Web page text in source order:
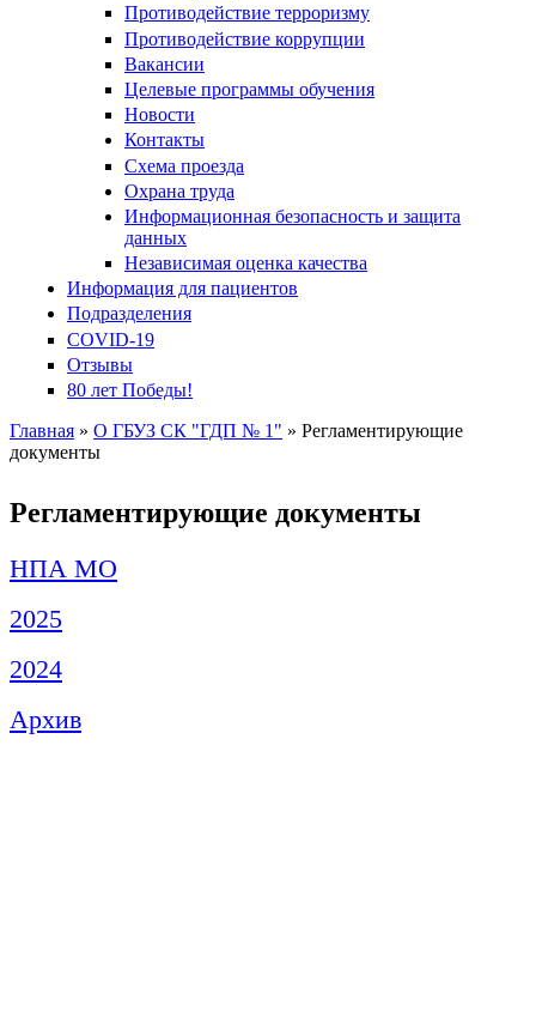
Противодействие терроризму
Противодействие коррупции
Вакансии
Целевые программы обучения
Новости
Контакты
Схема проезда
Охрана труда
Информационная безопасность и защита
данных
Независимая оценка качества
Информация для пациентов
Подразделения
COVID-19
Отзывы
80 лет Победы!
Вы здесь
Главная » О ГБУЗ СК "ГДП № 1" » Регламентирующие
документы
Регламентирующие документы
НПА МО
2025
2024
Архив